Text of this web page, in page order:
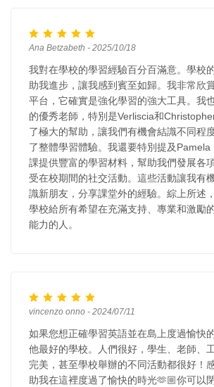
Ana Betzabeth - 2025/10/18
我對在學校的學習經驗百分百滿意。學校
助我進步，讓我感到賓至如歸。我非常欣
平台，它確實是強化學習的強大工具。我
的優秀老師，特別是Verliscia和
了極大的幫助，讓我們有機會結識不同程
了整體學習體驗。我還要特別提及Pamela
課提供豐富的學習材料，幫助我們發展各
受在校期間的社交活動。這些活動讓我有
識新朋友，分享課堂外的經驗。綜上所述
學校給所有希望在充滿支持、專業和激勵
能力的人。
vincenzo onno - 2024/07/11
如果您想正確學習英語並在島上度過愉快
他最好的學校。人們很好，學生、老師、
完美，甚至學校舉辦的不同活動都很好！
助我在這裡度過了愉快的時光🫶🏼你可以